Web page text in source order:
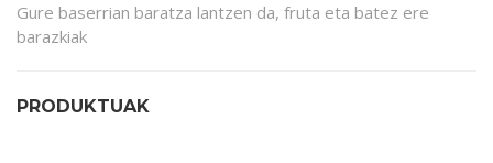
Gure baserrian baratza lantzen da, fruta eta batez ere
barazkiak
PRODUKTUAK